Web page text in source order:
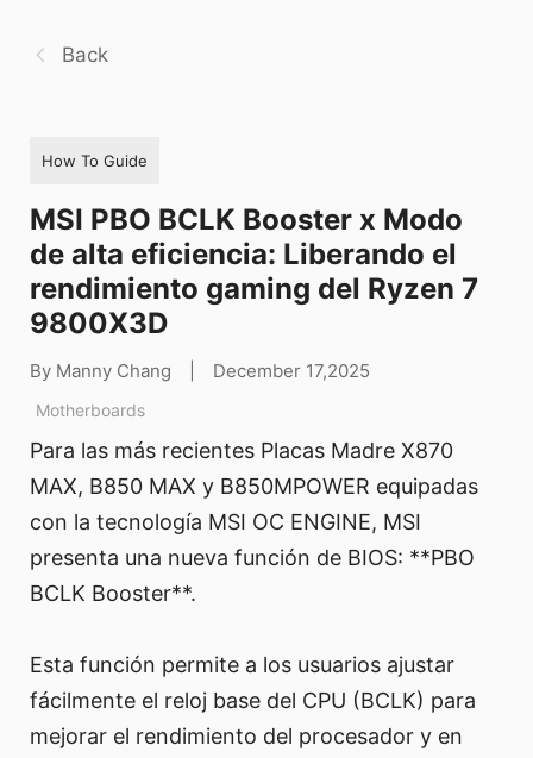
Back
How To Guide
MSI PBO BCLK Booster x Modo
de alta eficiencia: Liberando el
rendimiento gaming del Ryzen 7
9800X3D
By Manny Chang December 17,2025
Motherboards
Para las más recientes Placas Madre X870
MAX, B850 MAX y B850MPOWER equipadas
con la tecnología MSI OC ENGINE, MSI
presenta una nueva función de BIOS: **PBO
BCLK Booster**.
Esta función permite a los usuarios ajustar
fácilmente el reloj base del CPU (BCLK) para
mejorar el rendimiento del procesador y en